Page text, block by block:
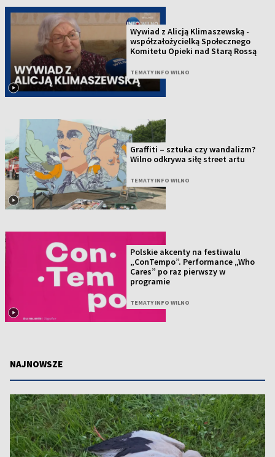
Wywiad z Alicją Klimaszewską -
współzałożycielką Społecznego
Komitetu Opieki nad Starą Rossą
TEMATY INFO WILNO
Graffiti – sztuka czy wandalizm?
Wilno odkrywa siłę street artu
TEMATY INFO WILNO
Polskie akcenty na festiwalu
„ConTempo”. Performance „Who
Cares” po raz pierwszy w
programie
TEMATY INFO WILNO
NAJNOWSZE